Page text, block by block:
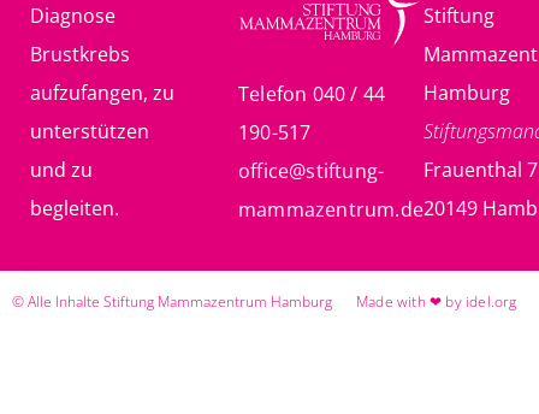
Diagnose
Brustkrebs
aufzufangen, zu
unterstützen
und zu
begleiten.
Telefon 040 / 44
190-517
office@stiftung-
mammazentrum.de
Stiftung
Hamburg
Frauenthal 7
20149
© Alle Inhalte Stiftung Mammazentrum Hamburg Made with ❤ by idel.org